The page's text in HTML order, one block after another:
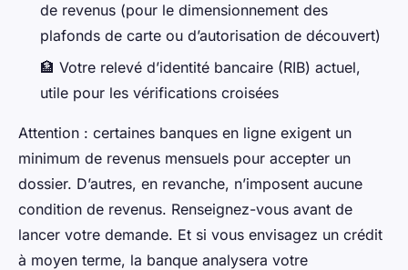
de revenus (pour le dimensionnement des
plafonds de carte ou d’autorisation de découvert)
🏦 Votre relevé d’identité bancaire (RIB) actuel,
utile pour les vérifications croisées
Attention : certaines banques en ligne exigent un
minimum de revenus mensuels pour accepter un
dossier. D’autres, en revanche, n’imposent aucune
condition de revenus. Renseignez-vous avant de
lancer votre demande. Et si vous envisagez un crédit
à moyen terme, la banque analysera votre